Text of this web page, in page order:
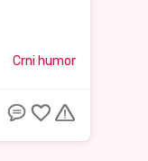
Crni humor